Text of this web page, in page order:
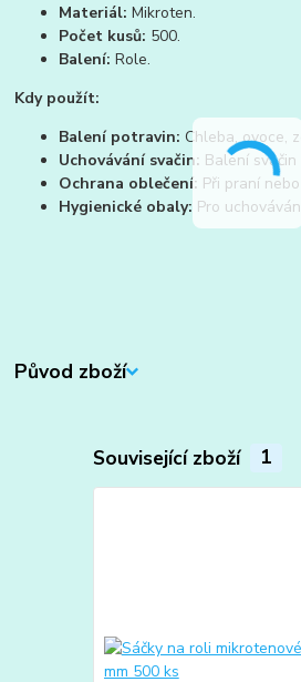
Materiál: Mikroten.
Počet kusů: 500.
Balení: Role.
Kdy použít:
Balení potravin: Chleba, ovoce,
Uchovávání svačin: Balení
Ochrana oblečení: Při praní
Hygienické obaly: Pro
Původ zboží
Související zboží 1